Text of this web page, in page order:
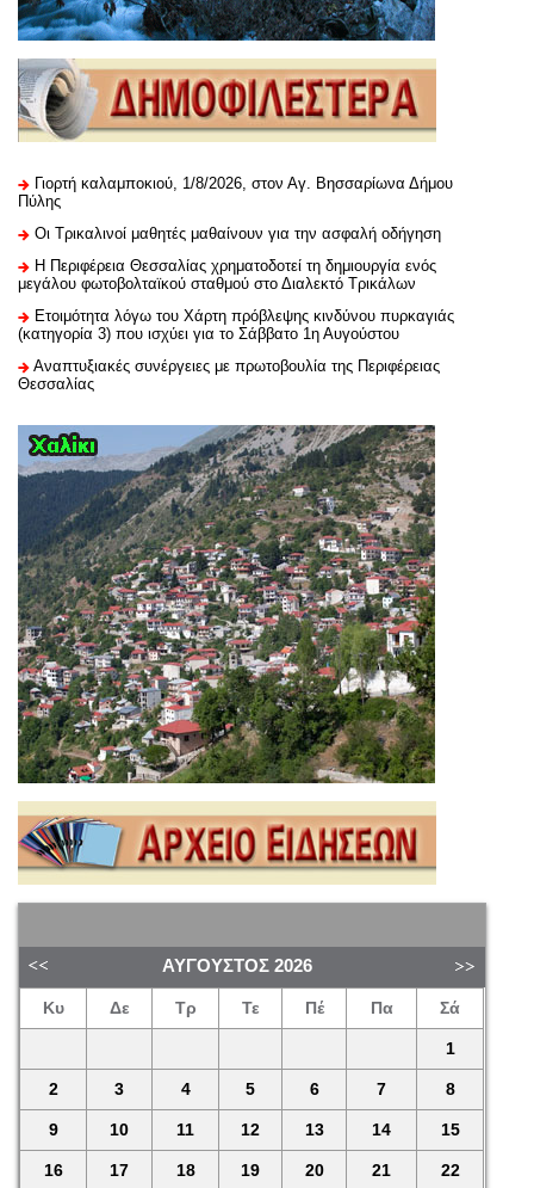
Γιορτή καλαμποκιού, 1/8/2026, στον Αγ. Βησσαρίωνα Δήμου
Πύλης
Οι Τρικαλινοί μαθητές μαθαίνουν για την ασφαλή οδήγηση
H Περιφέρεια Θεσσαλίας χρηματοδοτεί τη δημιουργία ενός
μεγάλου φωτοβολταϊκού σταθμού στο Διαλεκτό Τρικάλων
Ετοιμότητα λόγω του Χάρτη πρόβλεψης κινδύνου πυρκαγιάς
(κατηγορία 3) που ισχύει για το Σάββατο 1η Αυγούστου
Αναπτυξιακές συνέργειες με πρωτοβουλία της Περιφέρειας
Θεσσαλίας
ΑΎΓΟΥΣΤΟΣ 2026
Κυ Δε Τρ Τε Πέ Πα Σά
1
2 3 4 5 6 7 8
9 10 11 12 13 14 15
16 17 18 19 20 21 22